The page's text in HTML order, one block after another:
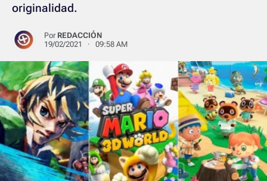
originalidad.
Por REDACCIÓN
19/02/2021 · 09:58 AM